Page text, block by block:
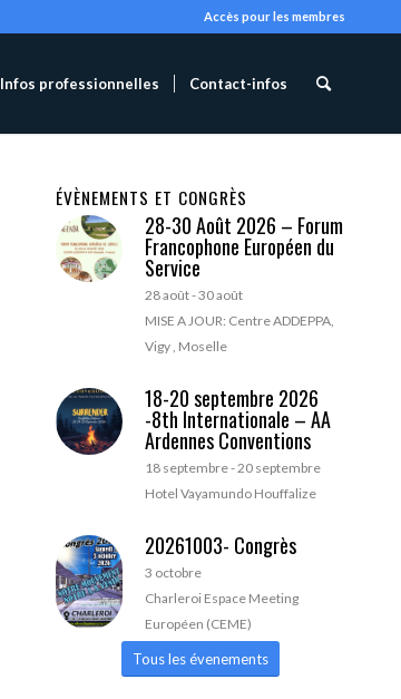
Accès pour les membres
Infos professionnelles Contact-infos
ÉVÈNEMENTS ET CONGRÈS
28-30 Août 2026 – Forum
Francophone Européen du
Service
28 août-30 août
MISE A JOUR: Centre ADDEPPA,
Vigy , Moselle
18-20 septembre 2026
-8th Internationale – AA
Ardennes Conventions
18 septembre-20 septembre
Hotel Vayamundo Houffalize
20261003- Congrès
3 octobre
Charleroi Espace Meeting
Européen (CEME)
Tous les évenements